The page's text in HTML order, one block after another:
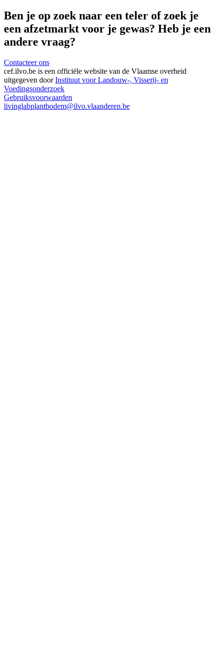
Ben je op zoek naar een teler of zoek je
een afzetmarkt voor je gewas? Heb je een
andere vraag?
Contacteer ons
cef.ilvo.be is een officiële website van de Vlaamse overheid
uitgegeven doorInstituut voor Landouw-, Visserij- en
Voedingsonderzoek
Gebruiksvoorwaarden
livinglabplantbodem@ilvo.vlaanderen.be